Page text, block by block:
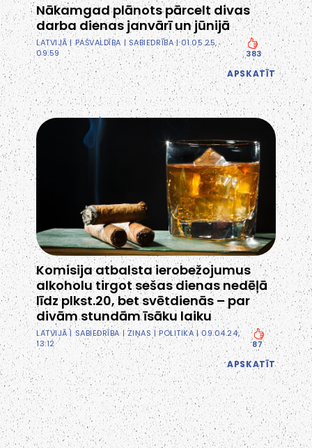
Nākamgad plānots pārcelt divas
darba dienas janvārī un jūnijā
LATVIJĀ|PAŠVALDĪBA |SABIEDRĪBA| 01.05.25,
09:59
383
APSKATĪT
Komisija atbalsta ierobežojumus
alkoholu tirgot sešas dienas nedēļā
līdz plkst.20, bet svētdienās – par
divām stundām īsāku laiku
LATVIJĀ|SABIEDRĪBA|ZIŅAS|POLITIKA| 09.04.24,
13:12
87
APSKATĪT